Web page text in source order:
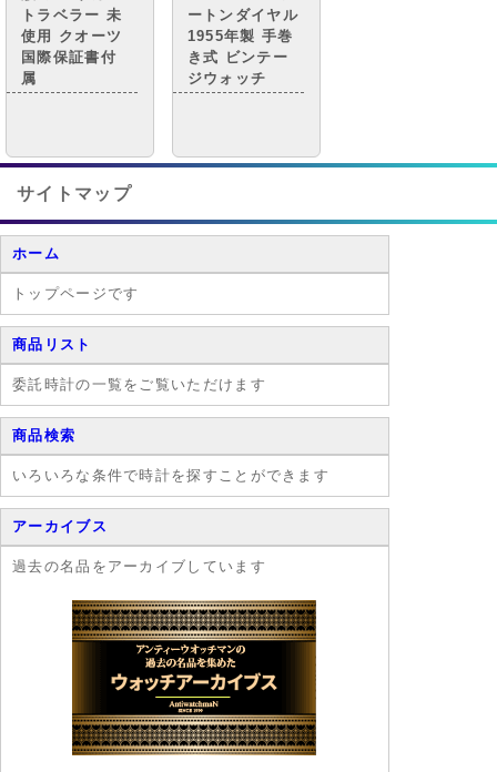
トラベラー 未
使用 クオーツ
国際保証書付
属
ートンダイヤル
1955年製 手巻
き式 ビンテー
ジウォッチ
サイトマップ
ホーム
トップページです
商品リスト
委託時計の一覧をご覧いただけます
商品検索
いろいろな条件で時計を探すことができます
アーカイブス
過去の名品をアーカイブしています